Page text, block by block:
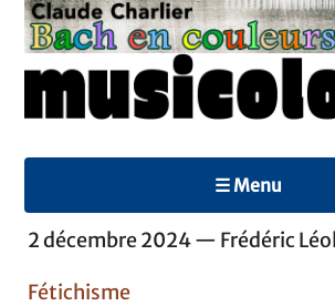
☰ Menu
2 décembre 2024 — Frédéric
Fétichisme